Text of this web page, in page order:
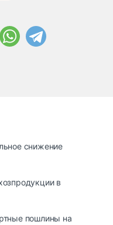
снижение
в
пошлины на